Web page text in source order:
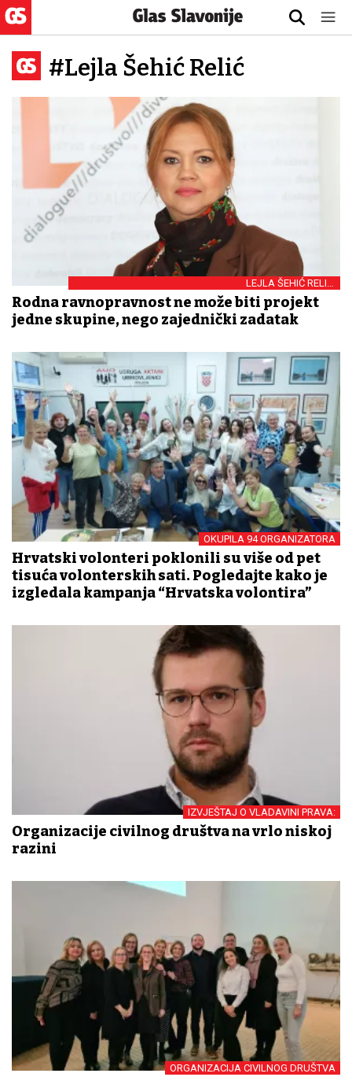
#Lejla Šehić Relić
LEJLA ŠEHIĆ RELIĆ
DIREKTORICA DKOLEKTIVA I PREDSJEDNICA EUROPSKOG
VOLONTERSKOG CENTRA
Rodna ravnopravnost ne može biti projekt
jedne skupine, nego zajednički zadatak
OKUPILA 94 ORGANIZATORA
Hrvatski volonteri poklonili su više od pet
tisuća volonterskih sati. Pogledajte kako je
izgledala kampanja “Hrvatska volontira”
IZVJEŠTAJ O VLADAVINI PRAVA:
Organizacije civilnog društva na vrlo niskoj
razini
ORGANIZACIJA CIVILNOG DRUŠTVA